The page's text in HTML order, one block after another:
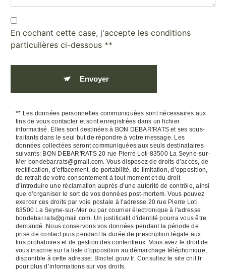
En cochant cette case, j'accepte les conditions
particulières ci-dessous **
Envoyer
** Les données personnelles communiquées sont nécessaires aux
fins de vous contacter et sont enregistrées dans un fichier
informatisé. Elles sont destinées à BON DEBAR'RATS et ses sous-
traitants dans le seul but de répondre à votre message. Les
données collectées seront communiquées aux seuls destinataires
suivants: BON DEBAR'RATS 20 rue Pierre Loti 83500 La Seyne-sur-
Mer bondebar.rats@gmail.com. Vous disposez de droits d’accès, de
rectification, d’effacement, de portabilité, de limitation, d’opposition,
de retrait de votre consentement à tout moment et du droit
d’introduire une réclamation auprès d’une autorité de contrôle, ainsi
que d’organiser le sort de vos données post-mortem. Vous pouvez
exercer ces droits par voie postale à l'adresse 20 rue Pierre Loti
83500 La Seyne-sur-Mer ou par courrier électronique à l'adresse
bondebar.rats@gmail.com. Un justificatif d'identité pourra vous être
demandé. Nous conservons vos données pendant la période de
prise de contact puis pendant la durée de prescription légale aux
fins probatoires et de gestion des contentieux. Vous avez le droit de
vous inscrire sur la liste d'opposition au démarchage téléphonique,
disponible à cette adresse: Bloctel.gouv.fr. Consultez le site cnil.fr
pour plus d’informations sur vos droits.